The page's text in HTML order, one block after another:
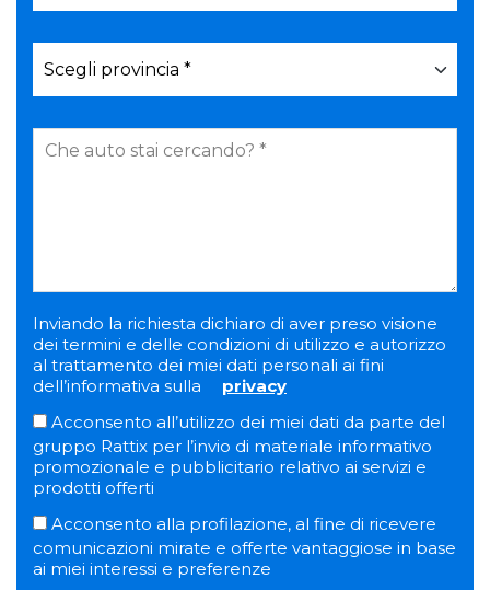
Inviando la richiesta dichiaro di aver preso visione
dei termini e delle condizioni di utilizzo e autorizzo
al trattamento dei miei dati personali ai fini
dell’informativa sulla
privacy
Acconsento all’utilizzo dei miei dati da parte del
gruppo Rattix per l’invio di materiale informativo
promozionale e pubblicitario relativo ai servizi e
prodotti offerti
Acconsento alla profilazione, al fine di ricevere
comunicazioni mirate e offerte vantaggiose in base
ai miei interessi e preferenze